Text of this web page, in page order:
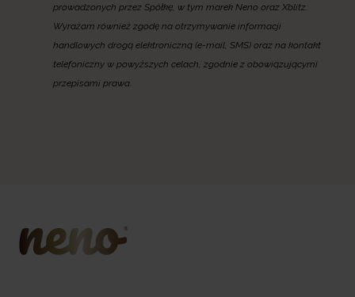
prowadzonych przez Spółkę, w tym marek Neno oraz Xblitz.
Wyrażam również zgodę na otrzymywanie informacji
handlowych drogą elektroniczną (e-mail, SMS) oraz na kontakt
telefoniczny w powyższych celach, zgodnie z obowiązującymi
przepisami prawa.